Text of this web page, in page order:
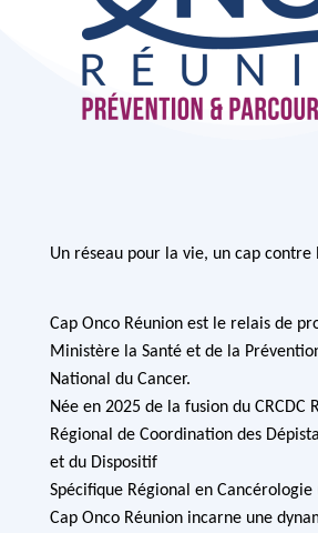
Un réseau pour la vie, un cap contre
Cap Onco Réunion est le relais de
Ministère la Santé et de la
National du Cancer.
Née en 2025 de la fusion du CRCDC
Régional de Coordination des
et du Dispositif
Spécifique Régional en Cancérologie
Cap Onco Réunion incarne une